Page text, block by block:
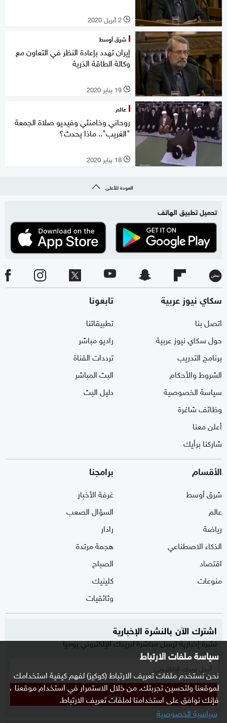
سياسة ملفات الارتباط
نحن نستخدم ملفات تعريف الارتباط (كوكيز) لفهم كيفية استخدامك
لموقعنا ولتحسين تجربتك. من خلال الاستمرار في استخدام موقعنا ،
فإنك توافق على استخدامنا لملفات تعريف الارتباط.
سياسية الخصوصية
l 2 أبريل 2020
شرق أوسط
إيران تهدد بإعادة النظر في التعاون مع
وكالة الطاقة الذرية
l 19 يناير 2020
عالم
روحاني وخامنئي وفيديو صلاة الجمعة
"الغريب".. ماذا يحدث؟
l 18 يناير 2020
العودة للأعلى
تحميل تطبيق الهاتف
سكاي نيوز عربية
اتصل بنا
حول سكاي نيوز عربية
برنامج التدريب
الشروط والأحكام
سياسة الخصوصية
وظائف شاغرة
أعلن معنا
شاركنا برأيك
تابعونا
تطبيقاتنا
راديو مباشر
ترددات القناة
البث المباشر
دليل البث
الأقسام
شرق أوسط
عالم
رياضة
الذكاء الاصطناعي
اقتصاد
منوعات
برامجنا
غرفة الأخبار
السؤال الصعب
رادار
هجمة مرتدة
الصباح
كلينيك
وثائقيات
اشترك الآن بالنشرة الإخبارية
نشرة إخبارية ترسل مباشرة لبريدك الإلكتروني يوميا
إشترك